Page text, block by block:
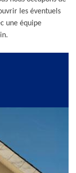
les éventuels
une équipe